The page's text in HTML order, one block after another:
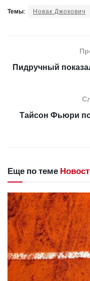
Темы: Новак Джокович
Пидручный
Тайсон Фьюри
Еще по теме